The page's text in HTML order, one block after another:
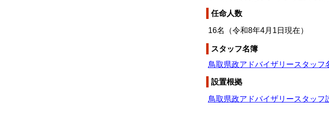
任命人数
16名（令和8年4月1日現在）
スタッフ名簿
鳥取県政アドバイザリースタッフ
設置根拠
鳥取県政アドバイザリースタッフ